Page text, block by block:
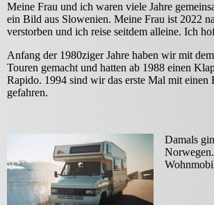
Meine Frau und ich waren viele Jahre
ein Bild aus Slowenien. Meine Frau ist 2022
verstorben und ich reise seitdem alleine. Ich
Anfang der 1980ziger Jahre haben wir mit
Touren gemacht und hatten ab 1988 einen
Rapido. 1994 sind wir das erste Mal mit einen
gefahren.
Damals